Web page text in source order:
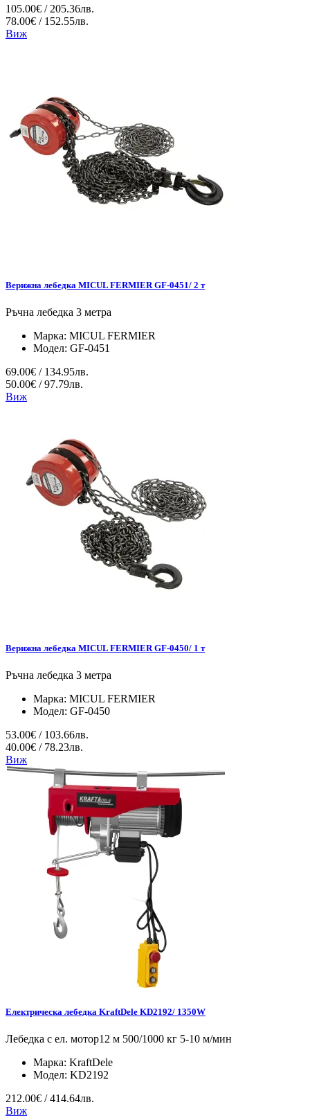
105.00€ / 205.36лв.
78.00€ / 152.55лв.
Виж
Верижна лебедка MICUL FERMIER GF-0451/ 2 т
Ръчна лебедка 3 метра
Марка: MICUL FERMIER
Модел: GF-0451
69.00€ / 134.95лв.
50.00€ / 97.79лв.
Виж
Верижна лебедка MICUL FERMIER GF-0450/ 1 т
Ръчна лебедка 3 метра
Марка: MICUL FERMIER
Модел: GF-0450
53.00€ / 103.66лв.
40.00€ / 78.23лв.
Виж
Електрическа лебедка KraftDele KD2192/ 1350W
Лебедка с ел. мотор12 м 500/1000 кг 5-10 м/мин
Марка: KraftDele
Модел: KD2192
212.00€ / 414.64лв.
Виж